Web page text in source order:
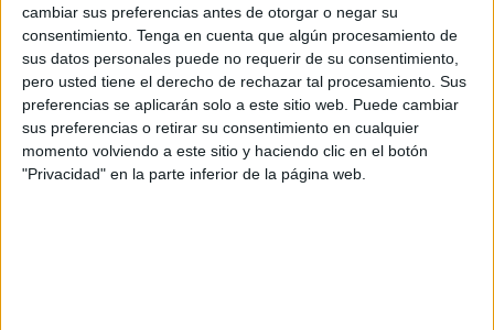
cambiar sus preferencias antes de otorgar o negar su
consentimiento. Tenga en cuenta que algún procesamiento de
sus datos personales puede no requerir de su consentimiento,
pero usted tiene el derecho de rechazar tal procesamiento. Sus
preferencias se aplicarán solo a este sitio web. Puede cambiar
sus preferencias o retirar su consentimiento en cualquier
momento volviendo a este sitio y haciendo clic en el botón
"Privacidad" en la parte inferior de la página web.
además, que uno sea cómplice de robo de identidad y
falsificación de pasaportes, con la intención de eludir
voluntariamente la ley".
"Por último, las consideraciones humanitarias no pueden
negar los reclamos legítimos de las víctimas de violación,
tortura y violaciones masivas de derechos humanos